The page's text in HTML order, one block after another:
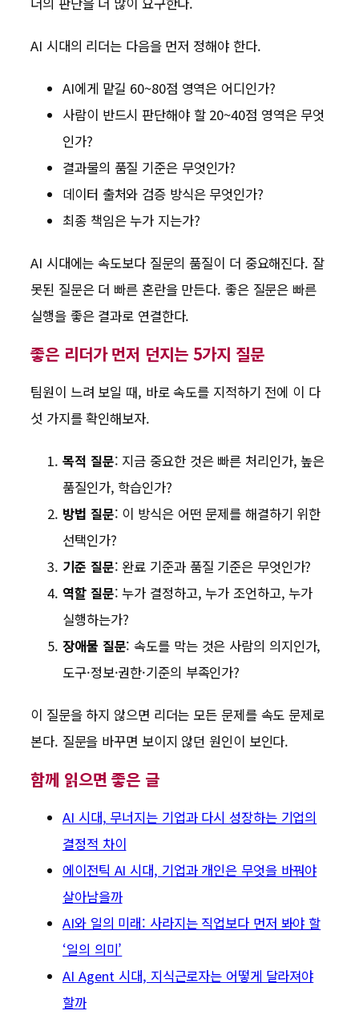
AI 시대의 리더는 다음을 먼저 정해야 한다.
AI에게 맡길 60~80점 영역은 어디인가?
사람이 반드시 판단해야 할 20~40점 영역은 무엇
인가?
결과물의 품질 기준은 무엇인가?
데이터 출처와 검증 방식은 무엇인가?
최종 책임은 누가 지는가?
AI 시대에는 속도보다 질문의 품질이 더 중요해진다. 잘
못된 질문은 더 빠른 혼란을 만든다. 좋은 질문은 빠른
실행을 좋은 결과로 연결한다.
좋은 리더가 먼저 던지는 5가지 질문
팀원이 느려 보일 때, 바로 속도를 지적하기 전에 이 다
섯 가지를 확인해보자.
목적 질문: 지금 중요한 것은 빠른 처리인가, 높은
품질인가, 학습인가?
방법 질문: 이 방식은 어떤 문제를 해결하기 위한
선택인가?
기준 질문: 완료 기준과 품질 기준은 무엇인가?
역할 질문: 누가 결정하고, 누가 조언하고, 누가
실행하는가?
장애물 질문: 속도를 막는 것은 사람의 의지인가,
도구·정보·권한·기준의 부족인가?
이 질문을 하지 않으면 리더는 모든 문제를 속도 문제로
본다. 질문을 바꾸면 보이지 않던 원인이 보인다.
함께 읽으면 좋은 글
AI 시대, 무너지는 기업과 다시 성장하는 기업의
결정적 차이
에이전틱 AI 시대, 기업과 개인은 무엇을 바꿔야
살아남을까
AI와 일의 미래: 사라지는 직업보다 먼저 봐야 할
‘일의 의미’
AI Agent 시대, 지식근로자는 어떻게 달라져야
할까